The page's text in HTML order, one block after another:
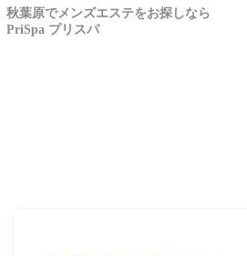
秋葉原でメンズエステをお探しなら
PriSpa プリスパ